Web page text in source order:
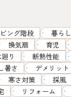
ビング階段 暮らし
換気扇 育児
り 断熱性能
暑さ デメリット
寒さ対策 採風
リフォーム